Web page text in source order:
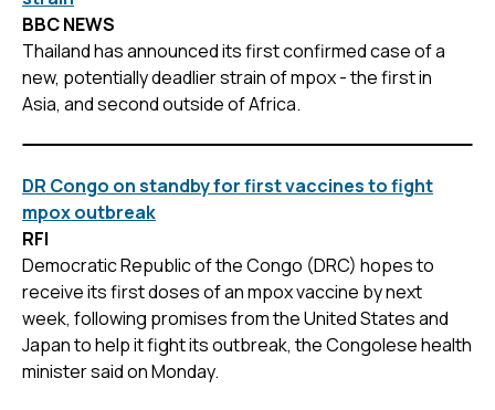
BBC NEWS
Thailand has announced its first confirmed case of a
new, potentially deadlier strain of mpox - the first in
Asia, and second outside of Africa.
DR Congo on standby for first vaccines to fight
mpox outbreak
RFI
Democratic Republic of the Congo (DRC) hopes to
receive its first doses of an mpox vaccine by next
week, following promises from the United States and
Japan to help it fight its outbreak, the Congolese health
minister said on Monday.